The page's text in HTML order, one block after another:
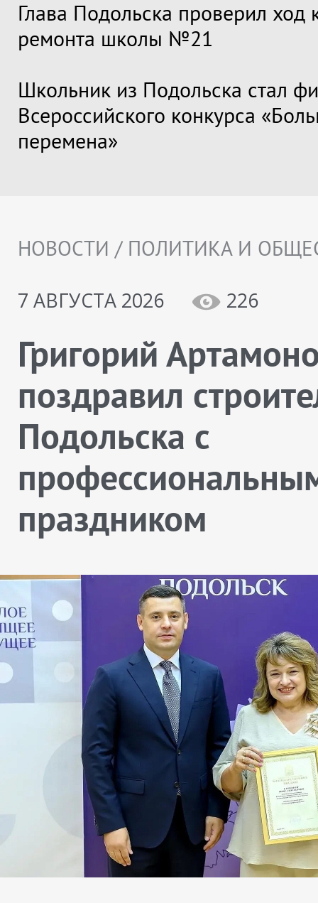
Глава Подольска проверил ход
ремонта школы №21
Школьник из Подольска стал
Всероссийского конкурса
перемена»
НОВОСТИ / ПОЛИТИКА И
7 АВГУСТА 2026
226
Григорий
поздравил
Подольска с
праздником